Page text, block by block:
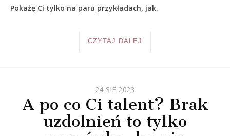
Pokażę Ci tylko na paru przykładach, jak.
CZYTAJ DALEJ
24 SIE 2023
A po co Ci talent? Brak
uzdolnień to tylko